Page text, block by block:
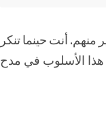
أنت حينما تنكر
هذا الأسلوب في مدح